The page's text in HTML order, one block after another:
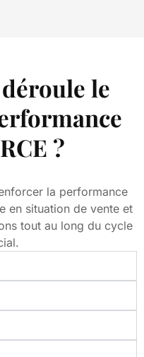
le
?
la performance
en situation de vente et
tout au long du cycle